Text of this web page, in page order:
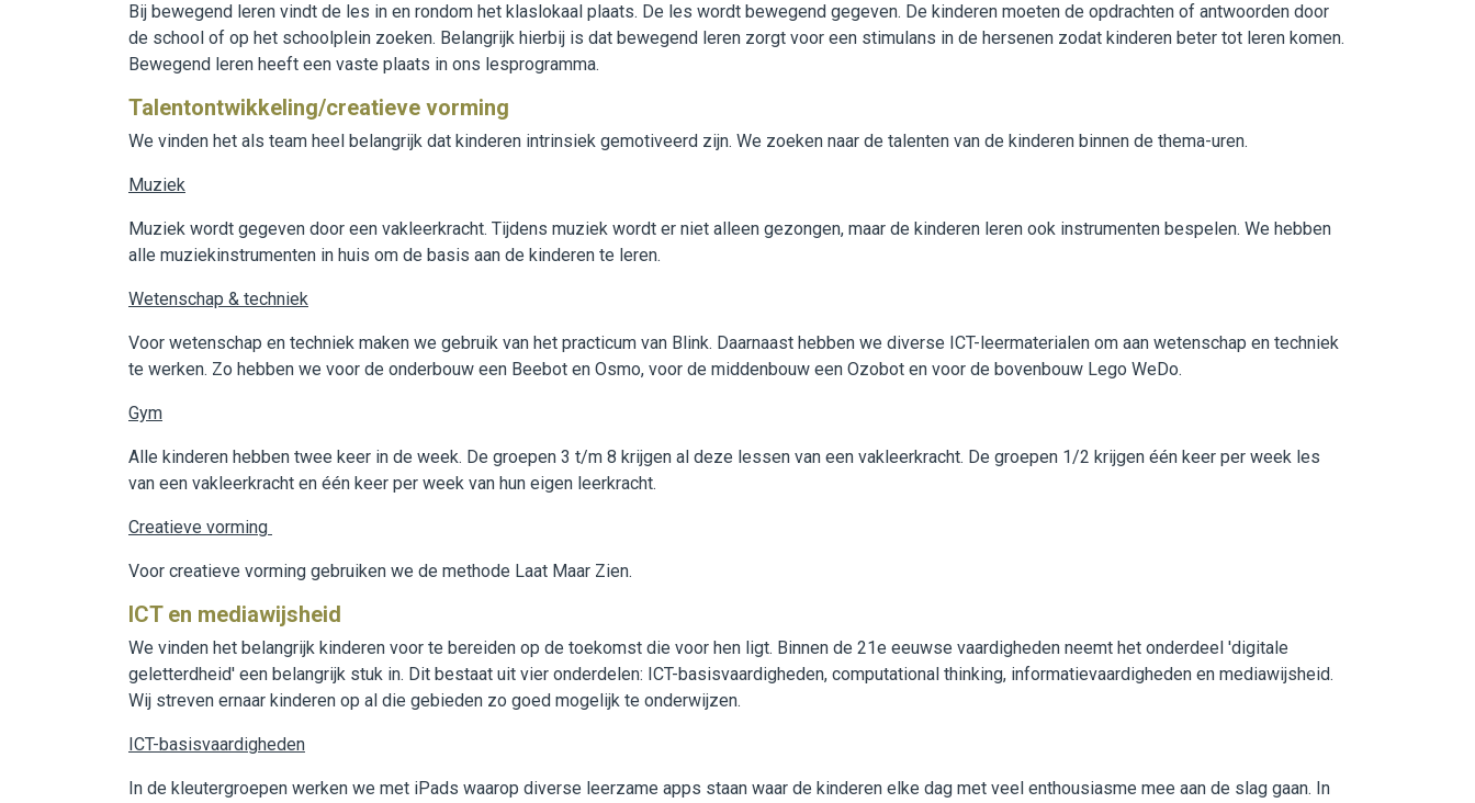
Bij bewegend leren vindt de les in en rondom het klaslokaal plaats. De les wordt bewegend gegeven. De kinderen moeten de opdrachten of antwoorden door
de school of op het schoolplein zoeken. Belangrijk hierbij is dat bewegend leren zorgt voor een stimulans in de hersenen zodat kinderen beter tot leren komen.
Bewegend leren heeft een vaste plaats in ons lesprogramma.
Talentontwikkeling/creatieve vorming
We vinden het als team heel belangrijk dat kinderen intrinsiek gemotiveerd zijn. We zoeken naar de talenten van de kinderen binnen de thema-uren.
Muziek
Muziek wordt gegeven door een vakleerkracht. Tijdens muziek wordt er niet alleen gezongen, maar de kinderen leren ook instrumenten bespelen. We hebben
alle muziekinstrumenten in huis om de basis aan de kinderen te leren.
Wetenschap & techniek
Voor wetenschap en techniek maken we gebruik van het practicum van Blink. Daarnaast hebben we diverse ICT-leermaterialen om aan wetenschap en techniek
te werken. Zo hebben we voor de onderbouw een Beebot en Osmo, voor de middenbouw een Ozobot en voor de bovenbouw Lego WeDo.
Gym
Alle kinderen hebben twee keer in de week. De groepen 3 t/m 8 krijgen al deze lessen van een vakleerkracht. De groepen 1/2 krijgen één keer per week les
van een vakleerkracht en één keer per week van hun eigen leerkracht.
Creatieve vorming
Voor creatieve vorming gebruiken we de methode Laat Maar Zien.
ICT en mediawijsheid
We vinden het belangrijk kinderen voor te bereiden op de toekomst die voor hen ligt. Binnen de 21e eeuwse vaardigheden neemt het onderdeel 'digitale
geletterdheid' een belangrijk stuk in. Dit bestaat uit vier onderdelen: ICT-basisvaardigheden, computational thinking, informatievaardigheden en mediawijsheid.
Wij streven ernaar kinderen op al die gebieden zo goed mogelijk te onderwijzen.
ICT-basisvaardigheden
In de kleutergroepen werken we met iPads waarop diverse leerzame apps staan waar de kinderen elke dag met veel enthousiasme mee aan de slag gaan. In